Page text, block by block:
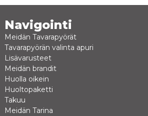
Navigointi
Meidän Tavarapyörät
Tavarapyörän valinta apuri
Lisävarusteet
Meidän brandit
Huolla oikein
Huoltopaketti
Takuu
Meidän Tarina